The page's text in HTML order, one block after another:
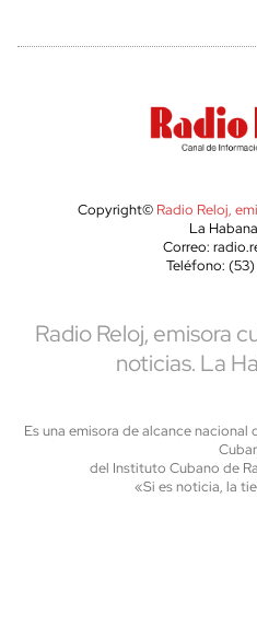
Copyright© Radio Reloj,
La
Correo:
Teléfono:
Radio Reloj, emisora
noticias. La
Es una emisora de alcance
del Instituto Cubano de
«Si es noticia, la